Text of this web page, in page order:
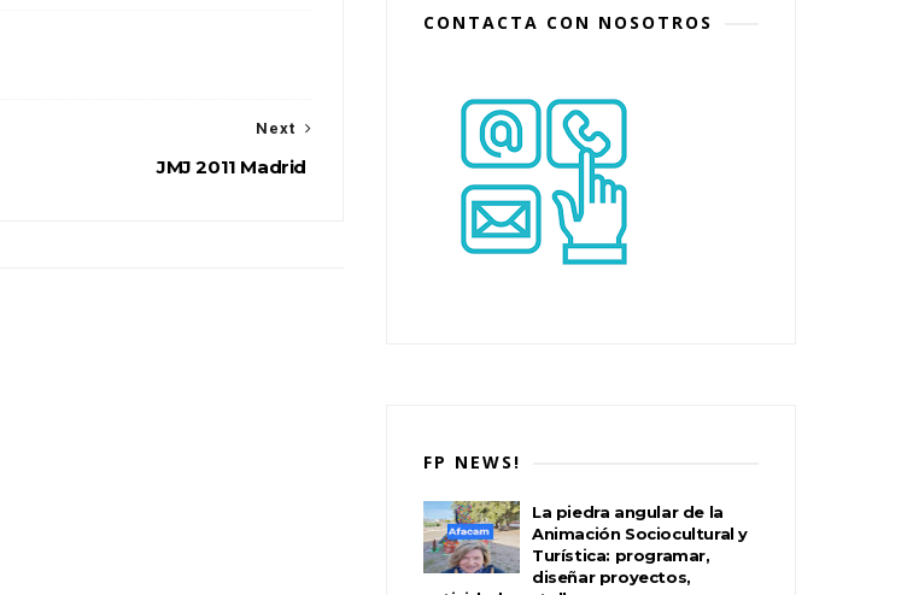
Next
JMJ 2011 Madrid
CONTACTA CON NOSOTROS
FP NEWS!
La piedra angular de la
Animación Sociocultural y
Turística: programar,
diseñar proyectos,